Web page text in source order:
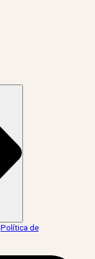
Política de